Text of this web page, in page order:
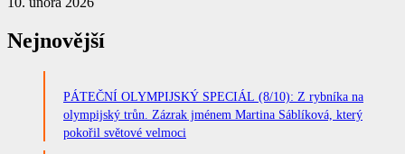
Nejnovější
PÁTEČNÍ OLYMPIJSKÝ SPECIÁL (8/10): Z rybníka na
olympijský trůn. Zázrak jménem Martina Sáblíková, který
pokořil světové velmoci